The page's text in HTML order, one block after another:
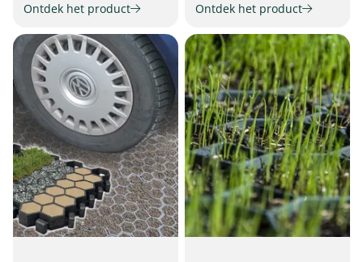
Ontdek het product
Ontdek het product